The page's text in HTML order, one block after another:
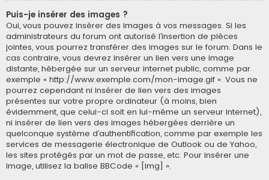
Puis-je insérer des images ?
Oui, vous pouvez insérer des images à vos messages. Si les
administrateurs du forum ont autorisé l’insertion de pièces
jointes, vous pourrez transférer des images sur le forum. Dans le
cas contraire, vous devrez insérer un lien vers une image
distante, hébergée sur un serveur internet public, comme par
exemple « http://www.exemple.com/mon-image.gif ». Vous ne
pourrez cependant ni insérer de lien vers des images
présentes sur votre propre ordinateur (à moins, bien
évidemment, que celui-ci soit en lui-même un serveur internet),
ni insérer de lien vers des images hébergées derrière un
quelconque système d’authentification, comme par exemple les
services de messagerie électronique de Outlook ou de Yahoo,
les sites protégés par un mot de passe, etc. Pour insérer une
image, utilisez la balise BBCode « [img] ».